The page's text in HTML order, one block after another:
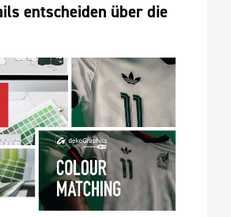
entscheiden über die